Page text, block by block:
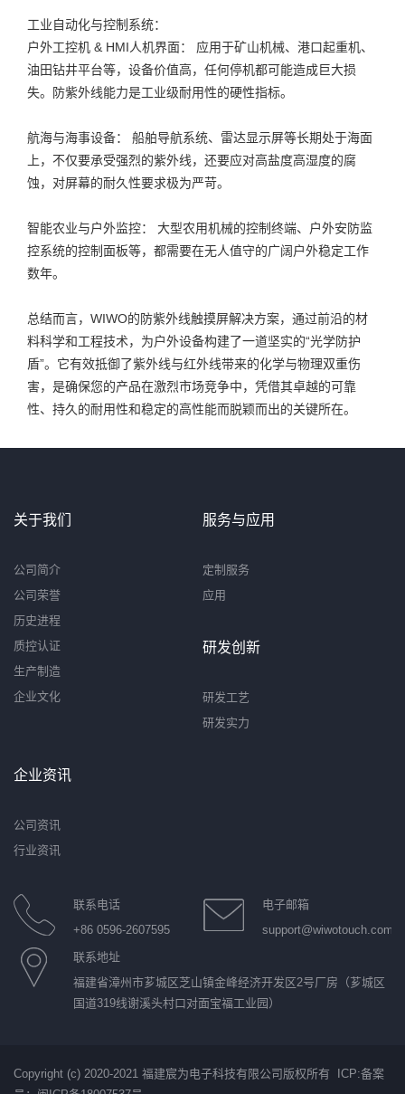
工业自动化与控制系统：
户外工控机 & HMI人机界面： 应用于矿山机械、港口起重机、
油田钻井平台等，设备价值高，任何停机都可能造成巨大损
失。防紫外线能力是工业级耐用性的硬性指标。
航海与海事设备： 船舶导航系统、雷达显示屏等长期处于海面
上，不仅要承受强烈的紫外线，还要应对高盐度高湿度的腐
蚀，对屏幕的耐久性要求极为严苛。
智能农业与户外监控： 大型农用机械的控制终端、户外安防监
控系统的控制面板等，都需要在无人值守的广阔户外稳定工作
数年。
总结而言，WIWO的防紫外线触摸屏解决方案，通过前沿的材
料科学和工程技术，为户外设备构建了一道坚实的“光学防护
盾”。它有效抵御了紫外线与红外线带来的化学与物理双重伤
害，是确保您的产品在激烈市场竞争中，凭借其卓越的可靠
性、持久的耐用性和稳定的高性能而脱颖而出的关键所在。
关于我们
公司简介
公司荣誉
历史进程
质控认证
生产制造
企业文化
服务与应用
定制服务
应用
研发创新
研发工艺
研发实力
企业资讯
公司资讯
行业资讯
联系电话
+86 0596-2607595
电子邮箱
support@wiwotouch.com
联系地址
福建省漳州市芗城区芝山镇金峰经济开发区2号厂房（芗城区
国道319线谢溪头村口对面宝福工业园）
Copyright (c) 2020-2021 福建宸为电子科技有限公司版权所有 ICP:备案